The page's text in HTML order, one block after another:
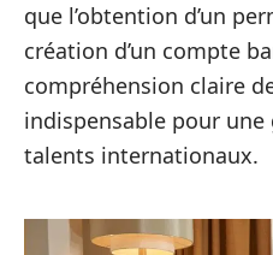
que l’obtention d’un
création d’un compte
compréhension claire
indispensable pour
talents internationaux.